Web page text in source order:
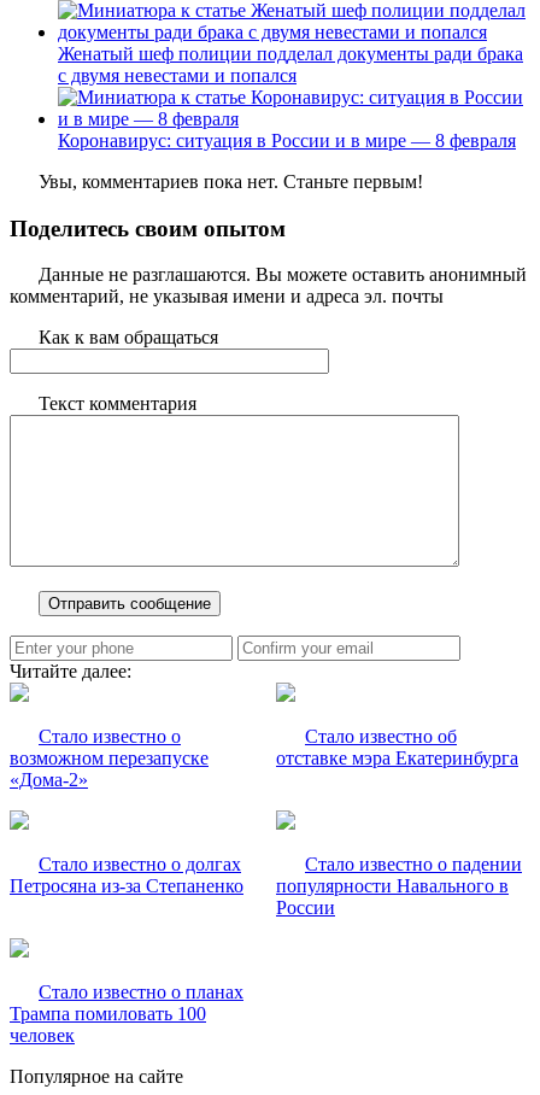
Женатый шеф полиции подделал документы ради брака
с двумя невестами и попался
Коронавирус: ситуация в России и в мире — 8 февраля
Увы, комментариев пока нет. Станьте первым!
Поделитесь своим опытом
Данные не разглашаются. Вы можете оставить анонимный
комментарий, не указывая имени и адреса эл. почты
Как к вам обращаться
Текст комментария
Читайте далее:
Стало известно о
возможном перезапуске
«Дома-2»
Стало известно об
отставке мэра Екатеринбурга
Стало известно о долгах
Петросяна из-за Степаненко
Стало известно о падении
популярности Навального в
России
Стало известно о планах
Трампа помиловать 100
человек
Популярное на сайте